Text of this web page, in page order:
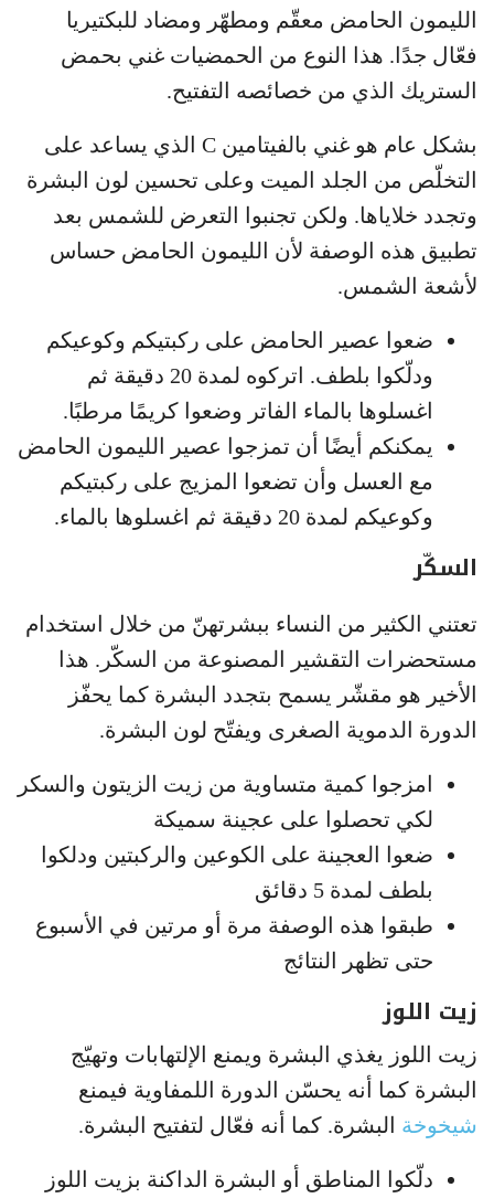
الليمون الحامض معقّم ومطهّر ومضاد للبكتيريا
فعّال جدًا. هذا النوع من الحمضيات غني بحمض
الستريك الذي من خصائصه التفتيح.
بشكل عام هو غني بالفيتامين C الذي يساعد على
التخلّص من الجلد الميت وعلى تحسين لون البشرة
وتجدد خلاياها. ولكن تجنبوا التعرض للشمس بعد
تطبيق هذه الوصفة لأن الليمون الحامض حساس
لأشعة الشمس.
ضعوا عصير الحامض على ركبتيكم وكوعيكم
ودلّكوا بلطف. اتركوه لمدة 20 دقيقة ثم
اغسلوها بالماء الفاتر وضعوا كريمًا مرطبًا.
يمكنكم أيضًا أن تمزجوا عصير الليمون الحامض
مع العسل وأن تضعوا المزيج على ركبتيكم
وكوعيكم لمدة 20 دقيقة ثم اغسلوها بالماء.
السكّر
تعتني الكثير من النساء ببشرتهنّ من خلال استخدام
مستحضرات التقشير المصنوعة من السكّر. هذا
الأخير هو مقشّر يسمح بتجدد البشرة كما يحفّز
الدورة الدموية الصغرى ويفتّح لون البشرة.
امزجوا كمية متساوية من زيت الزيتون والسكر
لكي تحصلوا على عجينة سميكة
ضعوا العجينة على الكوعين والركبتين ودلكوا
بلطف لمدة 5 دقائق
طبقوا هذه الوصفة مرة أو مرتين في الأسبوع
حتى تظهر النتائج
زيت اللوز
زيت اللوز يغذي البشرة ويمنع الإلتهابات وتهيّج
البشرة كما أنه يحسّن الدورة اللمفاوية فيمنع
شيخوخة البشرة. كما أنه فعّال لتفتيح البشرة.
دلّكوا المناطق أو البشرة الداكنة بزيت اللوز